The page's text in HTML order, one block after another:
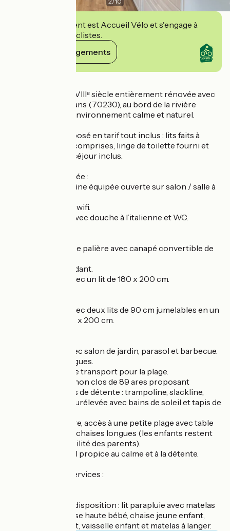
Cet établissement est Accueil Vélo et s'engage à
accueillir des cyclistes.
Voir ses engagements
Belle maison du XVIIIᵉ siècle entièrement rénovée avec
soin, située à Cenans (70230), au bord de la rivière
l’Ognon, dans un environnement calme et naturel.
Le séjour est proposé en tarif tout inclus : lits faits à
l’arrivée, charges comprises, linge de toilette fourni et
ménage de fin de séjour inclus.
Au rez-de-chaussée :
– Une grande cuisine équipée ouverte sur salon / salle à
– TV écran plat et wifi.
– Une salle d’eau avec douche à l’italienne et WC.
– Une grande pièce palière avec canapé convertible de
– Un WC indépendant.
– Une chambre avec un lit de 180 x 200 cm.
– Une chambre avec deux lits de 90 cm jumelables en un
lit king size de 180 x 200 cm.
– Une terrasse avec salon de jardin, parasol et barbecue.
– Des chaises longues.
– Une charrette de transport pour la plage.
– Un grand jardin non clos de 89 ares proposant
différents espaces de détente : trampoline, slackline,
terrasse en bois surélevée avec bains de soleil et tapis de
– En bord de rivière, accès à une petite plage avec table
de pique-nique et chaises longues (les enfants restent
sous la responsabilité des parents).
– Un cadre naturel propice au calme et à la détente.
Équipements et services :
– Matériel bébé à disposition : lit parapluie avec matelas
et linge de lit, chaise haute bébé, chaise jeune enfant,
marche-pieds, pot, vaisselle enfant et matelas à langer.